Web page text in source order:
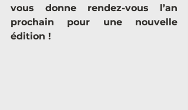
vous donne rendez-vous l’an
prochain pour une nouvelle
édition !